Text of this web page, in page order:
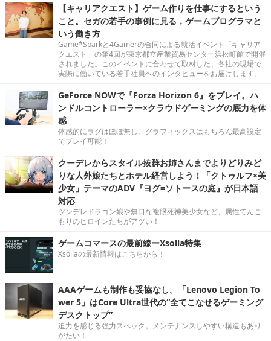
【キャリアクエスト】ゲーム作りを仕事にするという
こと。セガの若手の事例に見る，ゲームプログラマと
いう働き方
Game*Sparkと4Gamerの合同による就活イベント「キャリア
クエスト」の第4回が東京都立産業貿易センター浜松町館で開催
されました。このイベントに合わせて取材した、各社の現場で
実際に働いている若手社員へのインタビューをお届けします。
GeForce NOWで『Forza Horizon 6』をプレイ。ハ
ンドルコントローラー×クラウドゲーミングの底力を体
感
体感的にラグはほぼ無し。グラフィックスはもちろん最高設定
でプレイ可能！
クーデレからスタイル抜群お姉さんまでよりどりみど
りな人外娘たちとホテル経営しよう！「クトゥルフ×美
少女」テーマのADV『ヨグ=ソトースの庭』が日本語
対応
ツンデレドラゴン娘や無口な複眼死神美少女など、属性てんこ
もりのヒロインたちがアツい！
ゲームコマースの最前線ーXsolla特集
Xsollaの最新情報はこちらから！
AAAゲームも制作も妥協なし。「Lenovo Legion To
wer 5」はCore Ultra世代の“全てこなせるゲーミング
デスクトップ”
迫力を感じる強力スペック。メンテナンスしやすい構造もあり
がたい！